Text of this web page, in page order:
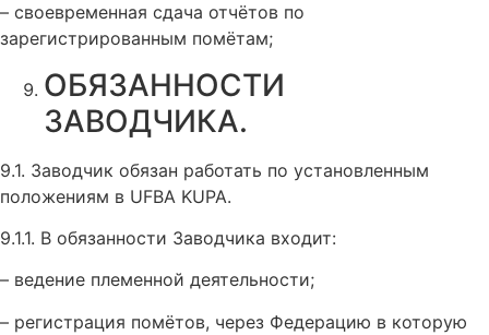
– своевременная сдача отчётов по
зарегистрированным помётам;
ОБЯЗАННОСТИ
ЗАВОДЧИКА.
9.1. Заводчик обязан работать по установленным
положениям в UFBA KUPA.
9.1.1. В обязанности Заводчика входит:
– ведение племенной деятельности;
– регистрация помётов, через Федерацию в которую